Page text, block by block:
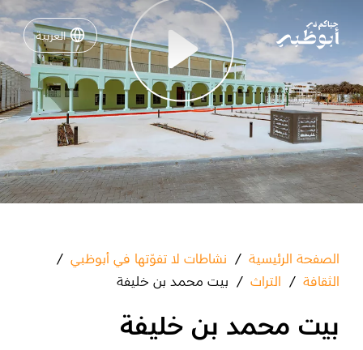
العربية
العربية
نشاطات لا تفوّتها في أبوظبي
دليلك لأبوظبي
فعاليات
تسجيل الدخول
Play
الصفحة الرئيسية / نشاطات لا تفوّتها في أبوظبي /
الثقافة / التراث / بيت محمد بن خليفة
بيت محمد بن خليفة